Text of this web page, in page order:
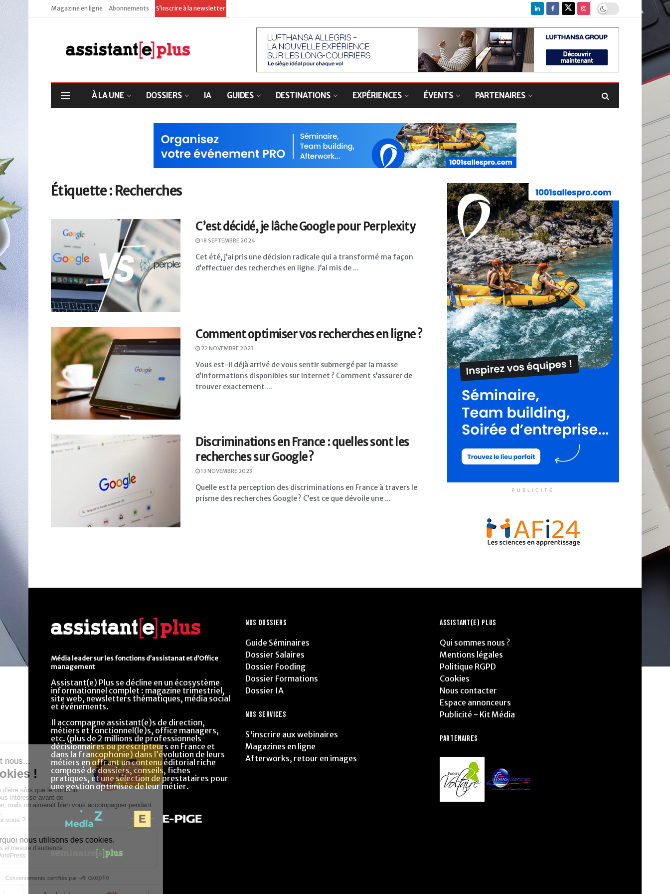
Magazine en ligne Abonnements S’inscrire à la newsletter
À LA UNE DOSSIERS IA GUIDES DESTINATIONS EXPÉRIENCES ÉVENTS PARTENAIRES
Étiquette : Recherches
C’est décidé, je lâche Google pour Perplexity
18 SEPTEMBRE 2024
Cet été, j’ai pris une décision radicale qui a transformé ma façon
d’effectuer des recherches en ligne. J’ai mis de ...
Comment optimiser vos recherches en ligne ?
22 NOVEMBRE 2023
Vous est-il déjà arrivé de vous sentir submergé par la masse
d’informations disponibles sur Internet ? Comment s’assurer de
trouver exactement ...
Discriminations en France : quelles sont les
recherches sur Google ?
13 NOVEMBRE 2023
Quelle est la perception des discriminations en France à travers le
prisme des recherches Google ? C’est ce que dévoile une ...
PUBLICITÉ
Média leader sur les fonctions d’assistanat et d’Office
management
Assistant(e) Plus se décline en un écosystème
informationnel complet : magazine trimestriel,
site web, newsletters thématiques, média social
et événements.
Il accompagne assistant(e)s de direction,
métiers et fonctionnel(le)s, office managers,
etc. (plus de 2 millions de professionnels
décisionnaires ou prescripteurs en France et
dans la francophonie) dans l’évolution de leurs
métiers en offrant un contenu éditorial riche
composé de dossiers, conseils, fiches
pratiques, et une sélection de prestataires pour
une gestion optimisée de leur métier.
NOS DOSSIERS
Guide Séminaires
Dossier Salaires
Dossier Fooding
Dossier Formations
Dossier IA
NOS SERVICES
S'inscrire aux webinaires
Magazines en ligne
Afterworks, retour en images
ASSISTANT(E) PLUS
Qui sommes nous ?
Mentions légales
Politique RGPD
Cookies
Nous contacter
Espace annonceurs
Publicité - Kit Média
PARTENAIRES